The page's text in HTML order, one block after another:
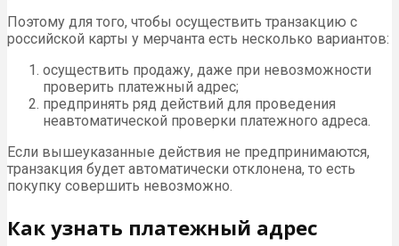
Поэтому для того, чтобы осуществить транзакцию с
российской карты у мерчанта есть несколько вариантов:
осуществить продажу, даже при невозможности
проверить платежный адрес;
предпринять ряд действий для проведения
неавтоматической проверки платежного адреса.
Если вышеуказанные действия не предпринимаются,
транзакция будет автоматически отклонена, то есть
покупку совершить невозможно.
Как узнать платежный адрес